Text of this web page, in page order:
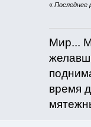
«Последнее
Мир...
время